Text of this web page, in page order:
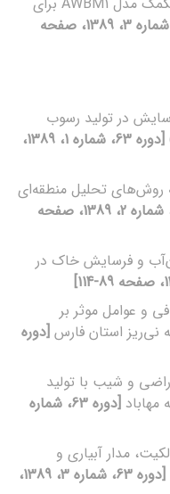
[دوره 63، شماره 3، 1389، صفحه
در تولید رسوب
[دوره 63، شماره 1، 1389،
روش‌های تحلیل منطقه‌ای
[دوره 63، شماره 2، 1389، صفحه
و فرسایش خاک در
و عوامل موثر بر
استان فارس [دوره
و شیب با تولید
[دوره 63، شماره
مدار آبیاری و
[دوره 63، شماره 3، 1389،